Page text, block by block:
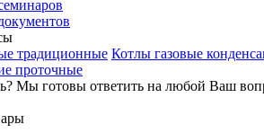
традиционные Котлы газовые
проточные
Мы готовы ответить на любой Ваш